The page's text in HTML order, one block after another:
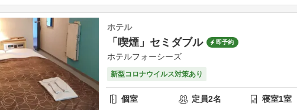
ホテル
「喫煙」セミダブル 即予約
ホテルフォーシーズ
新型コロナウイルス対策あり
個室 定員2名 寝室1室